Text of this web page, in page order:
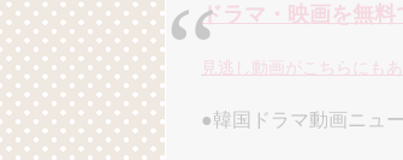
キム・ユジョン、
YUCHUN ♥ LOVE
俳優カン・ギヨン
ドラマ・映画を無料
見逃し動画がこちらにも
●韓国ドラマ動画ニュ